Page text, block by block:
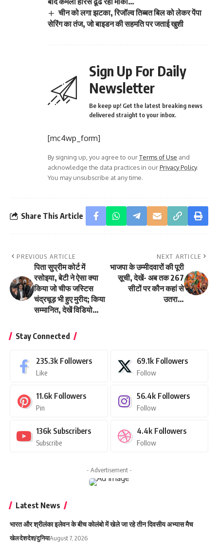
चीन को लगा झटका, रिजॉल्व तिब्बत बिल को लेकर पेंपा
सेरिंग का तंज, जो बाइडन की सहमति पर जताई खुशी
Sign Up For Daily
Newsletter
Be keep up! Get the latest breaking news
delivered straight to your inbox.
[mc4wp_form]
By signing up, you agree to ourTerms of Use and
acknowledge the data practices in ourPrivacy Policy.
You may unsubscribe at any time.
Share This Article
PREVIOUS ARTICLE
पिता सुप्रीम कोर्ट में
रसोइया, बेटी ने ऐसा क्या
किया जो चीफ जस्टिस
चंद्रचूड़ भी हुए मुरीद; किया
सम्मानित, देखें विडियो…
NEXT ARTICLE
भाजपा के उम्मीदवारों की पूरी
सूची, देखें- अब तक 267
सीटों पर कौन कहां से
उतरा…
Stay Connected
235.3k Followers
Like
69.1k Followers
Follow
11.6k Followers
Pin
56.4k Followers
Follow
136k Subscribers
Subscribe
4.4k Followers
Follow
- Advertisement -
Latest News
भारत और श्रीलंका इलेवन के बीच कोलंबो में खेले जा रहे तीन दिवसीय अभ्यास मैच
खेलदेशदेश/दुनियाAugust 7, 2026